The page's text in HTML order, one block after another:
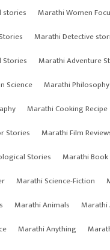
stories
Marathi Women
Marathi Detective
Marathi Adventure
Science
Marathi Philosophy
Marathi Cooking Recipe
Stories
Marathi Film
Stories
Marathi Book
Marathi Science-Fiction
Marathi Animals
Marathi Anything